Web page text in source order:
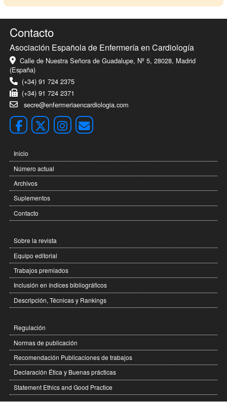
Contacto
Asociación Española de Enfermería en Cardiología
Calle de Nuestra Señora de Guadalupe, Nº 5, 28028, Madrid
(España)
(+34) 91 724 2375
(+34) 91 724 2371
secre@enfermeriaencardiologia.com
Inicio
Número actual
Archivos
Suplementos
Contacto
Sobre la revista
Equipo editorial
Trabajos premiados
Inclusión en índices bibliográficos
Descripción, Técnicas y Rankings
Regulación
Normas de publicación
Recomendación Publicaciones de trabajos
Declaración Ética y Buenas prácticas
Statement Ethics and Good Practice